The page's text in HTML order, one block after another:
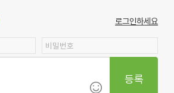
로그인하세요
등록